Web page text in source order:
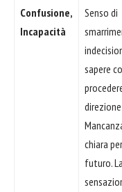
Confusione,
Incapacità
Senso di
sapere
chiara
futuro. La